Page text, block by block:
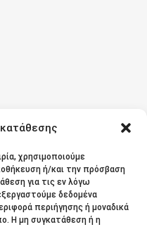
χρησιμοποιούμε
ή/και την πρόσβαση
για τις εν λόγω
δεδομένα
περιήγησης ή μοναδικά
Η μη συγκατάθεση ή η